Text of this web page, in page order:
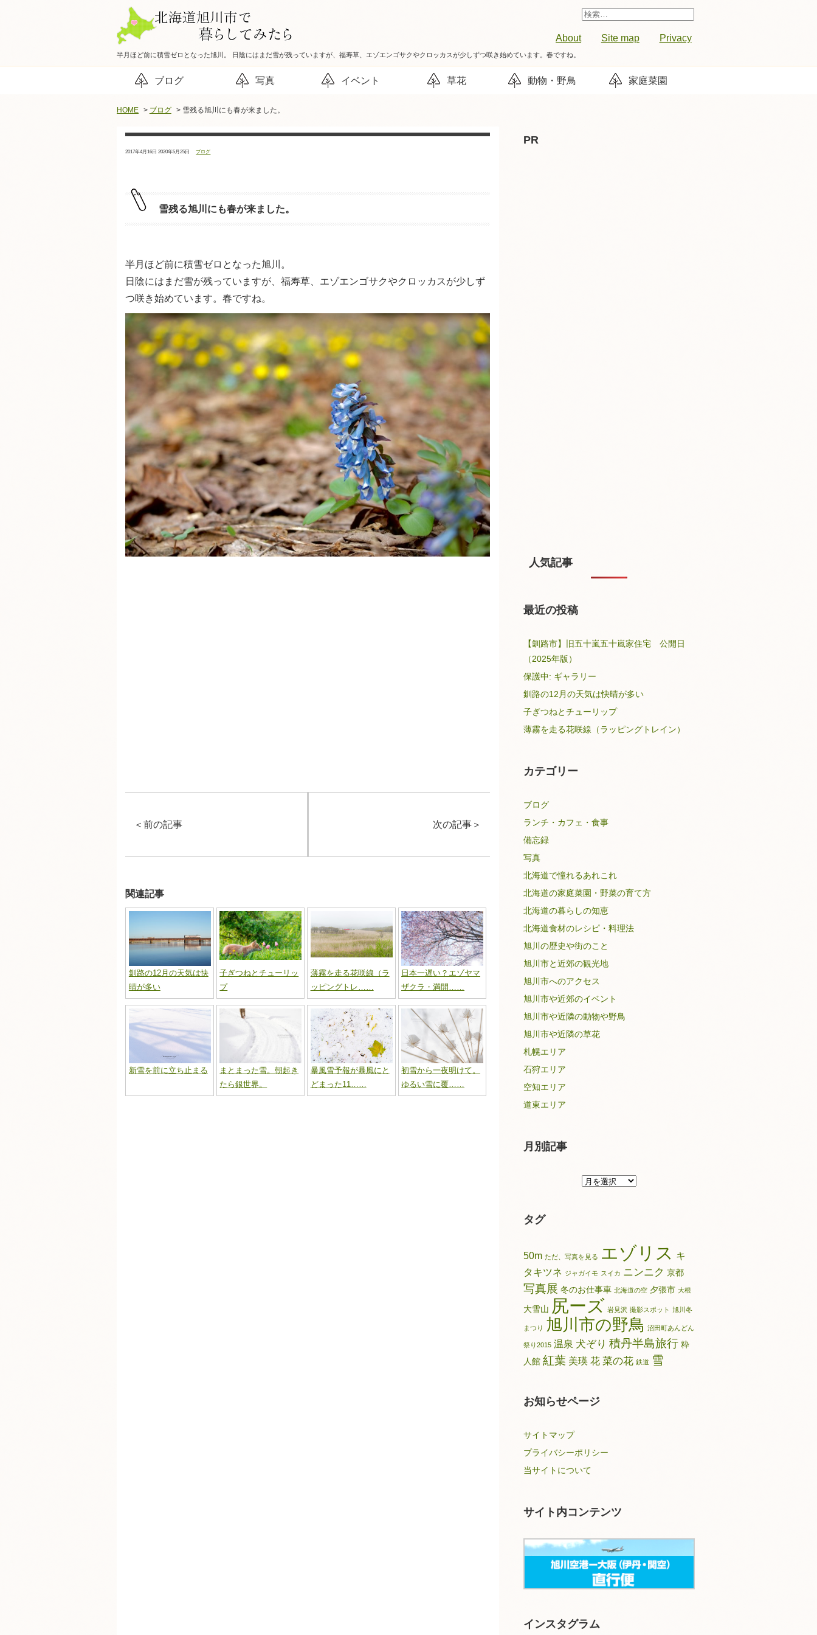
半月ほど前に積雪ゼロとなった旭川。 日陰にはまだ雪が残っていますが、福寿草、エゾエンゴサクやクロッカスが少しずつ咲き始めています。春ですね。
About Site map Privacy
検
ブログ 写真 イベント 草花 動物・野鳥 家庭菜園
HOME > ブログ > 雪残る旭川にも春が来ました。
投
2017年4月16日 最
2020年5月25日
カ
テ
ブログ
雪残る旭川にも春が来ました。
半月ほど前に積雪ゼロとなった旭川。
日陰にはまだ雪が残っていますが、福寿草、エゾエンゴサクやクロッカスが少しず
つ咲き始めています。春ですね。
＜前の記事 次の記事 ＞
関連記事
釧路の12月の天気は快
晴が多い
子ぎつねとチューリッ
プ
薄霧を走る花咲線（ラ
ッピングトレ……
日本一遅い？エゾヤマ
ザクラ・満開……
新雪を前に立ち止まる
まとまった雪。朝起き
たら銀世界。
暴風雪予報が暴風にと
どまった11……
初雪から一夜明けて。
ゆるい雪に覆……
PR
人気記事
最近の投稿
【釧路市】旧五十嵐五十嵐家住宅 公開日
（2025年版）
保護中: ギャラリー
釧路の12月の天気は快晴が多い
子ぎつねとチューリップ
薄霧を走る花咲線（ラッピングトレイン）
カテゴリー
ブログ
ランチ・カフェ・食事
備忘録
写真
北海道で憧れるあれこれ
北海道の家庭菜園・野菜の育て方
北海道の暮らしの知恵
北海道食材のレシピ・料理法
旭川の歴史や街のこと
旭川市と近郊の観光地
旭川市へのアクセス
旭川市や近郊のイベント
旭川市や近隣の動物や野鳥
旭川市や近隣の草花
札幌エリア
石狩エリア
空知エリア
道東エリア
月別記事
月
タグ
50m ただ、写真を見る エゾリス キ
タキツネ ジャガイモ スイカ ニンニク 京都
写真展 冬のお仕事車 北海道の空 夕張市 大根
大雪山 尻ーズ 岩見沢 撮影スポット 旭川冬
まつり 旭川市の野鳥 沼田町あんどん
祭り2015 温泉 犬ぞり 積丹半島旅行 粋
人館 紅葉 美瑛 花 菜の花 鉄道 雪
お知らせページ
サイトマップ
プライバシーポリシー
当サイトについて
サイト内コンテンツ
インスタグラム